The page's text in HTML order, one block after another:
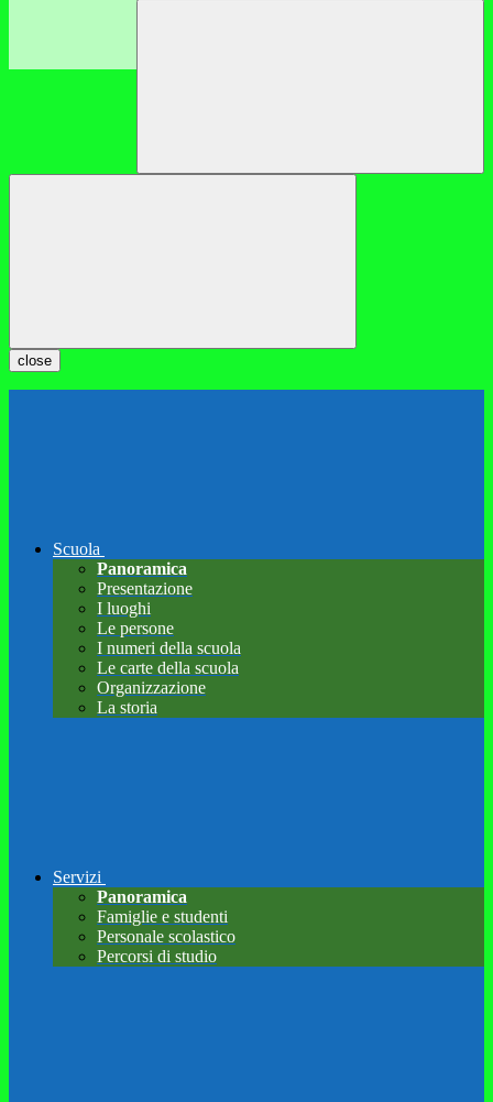
close
Scuola
Panoramica
Presentazione
I luoghi
Le persone
I numeri della scuola
Le carte della scuola
Organizzazione
La storia
Servizi
Panoramica
Famiglie e studenti
Personale scolastico
Percorsi di studio